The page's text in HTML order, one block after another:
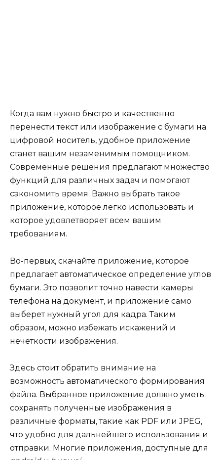
Когда вам нужно быстро и качественно
перенести текст или изображение с бумаги на
цифровой носитель, удобное приложение
станет вашим незаменимым помощником.
Современные решения предлагают множество
функций для различных задач и помогают
сэкономить время. Важно выбрать такое
приложение, которое легко использовать и
которое удовлетворяет всем вашим
требованиям.
Во-первых, скачайте приложение, которое
предлагает автоматическое определение углов
бумаги. Это позволит точно навести камеры
телефона на документ, и приложение само
выберет нужный угол для кадра. Таким
образом, можно избежать искажений и
нечеткости изображения.
Здесь стоит обратить внимание на
возможность автоматического формирования
файла. Выбранное приложение должно уметь
сохранять полученные изображения в
различные форматы, такие как PDF или JPEG,
что удобно для дальнейшего использования и
отправки. Многие приложения, доступные для